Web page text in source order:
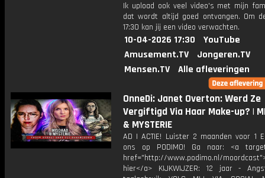
Ik upload ook veel video's met mijn
dat wordt altijd goed ontvangen. Om
17:30 kan jij een video verwachten.
10-04-2026 17:30
YouTube
Amusement.TV
Jongeren.TV
Mensen.TV
Alle afleveringen
OnneDi: Janet Overton: Werd Ze
Vergiftigd Via Haar Make-up? |
& MYSTERIE
AD | ACTIE! Luister 2 maanden voor 1
ons op PODIMO! Ga naar: <a
href="http://www.podimo.nl/
hier</a> KIJKWIJZER: 12 jaar -